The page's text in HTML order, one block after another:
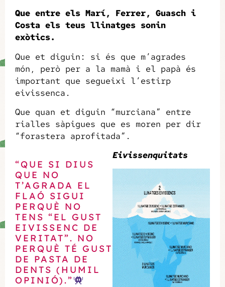
Que entre els Marí, Ferrer, Guasch i
Costa els teus llinatges sonin
exòtics.
Que et diguin: si és que m’agrades
món, però per a la mamà i el papà és
important que segueixi l’estirp
eivissenca.
Que quan et diguin “murciana” entre
rialles sàpigues que es moren per dir
“forastera aprofitada”.
Eivissenquitats
“QUE SI DIUS
QUE NO
T’AGRADA EL
FLAÓ SIGUI
PERQUÈ NO
TENS “EL GUST
EIVISSENC DE
VERITAT”. NO
PERQUÈ TÉ GUST
DE PASTA DE
DENTS (HUMIL
OPINIÓ).”